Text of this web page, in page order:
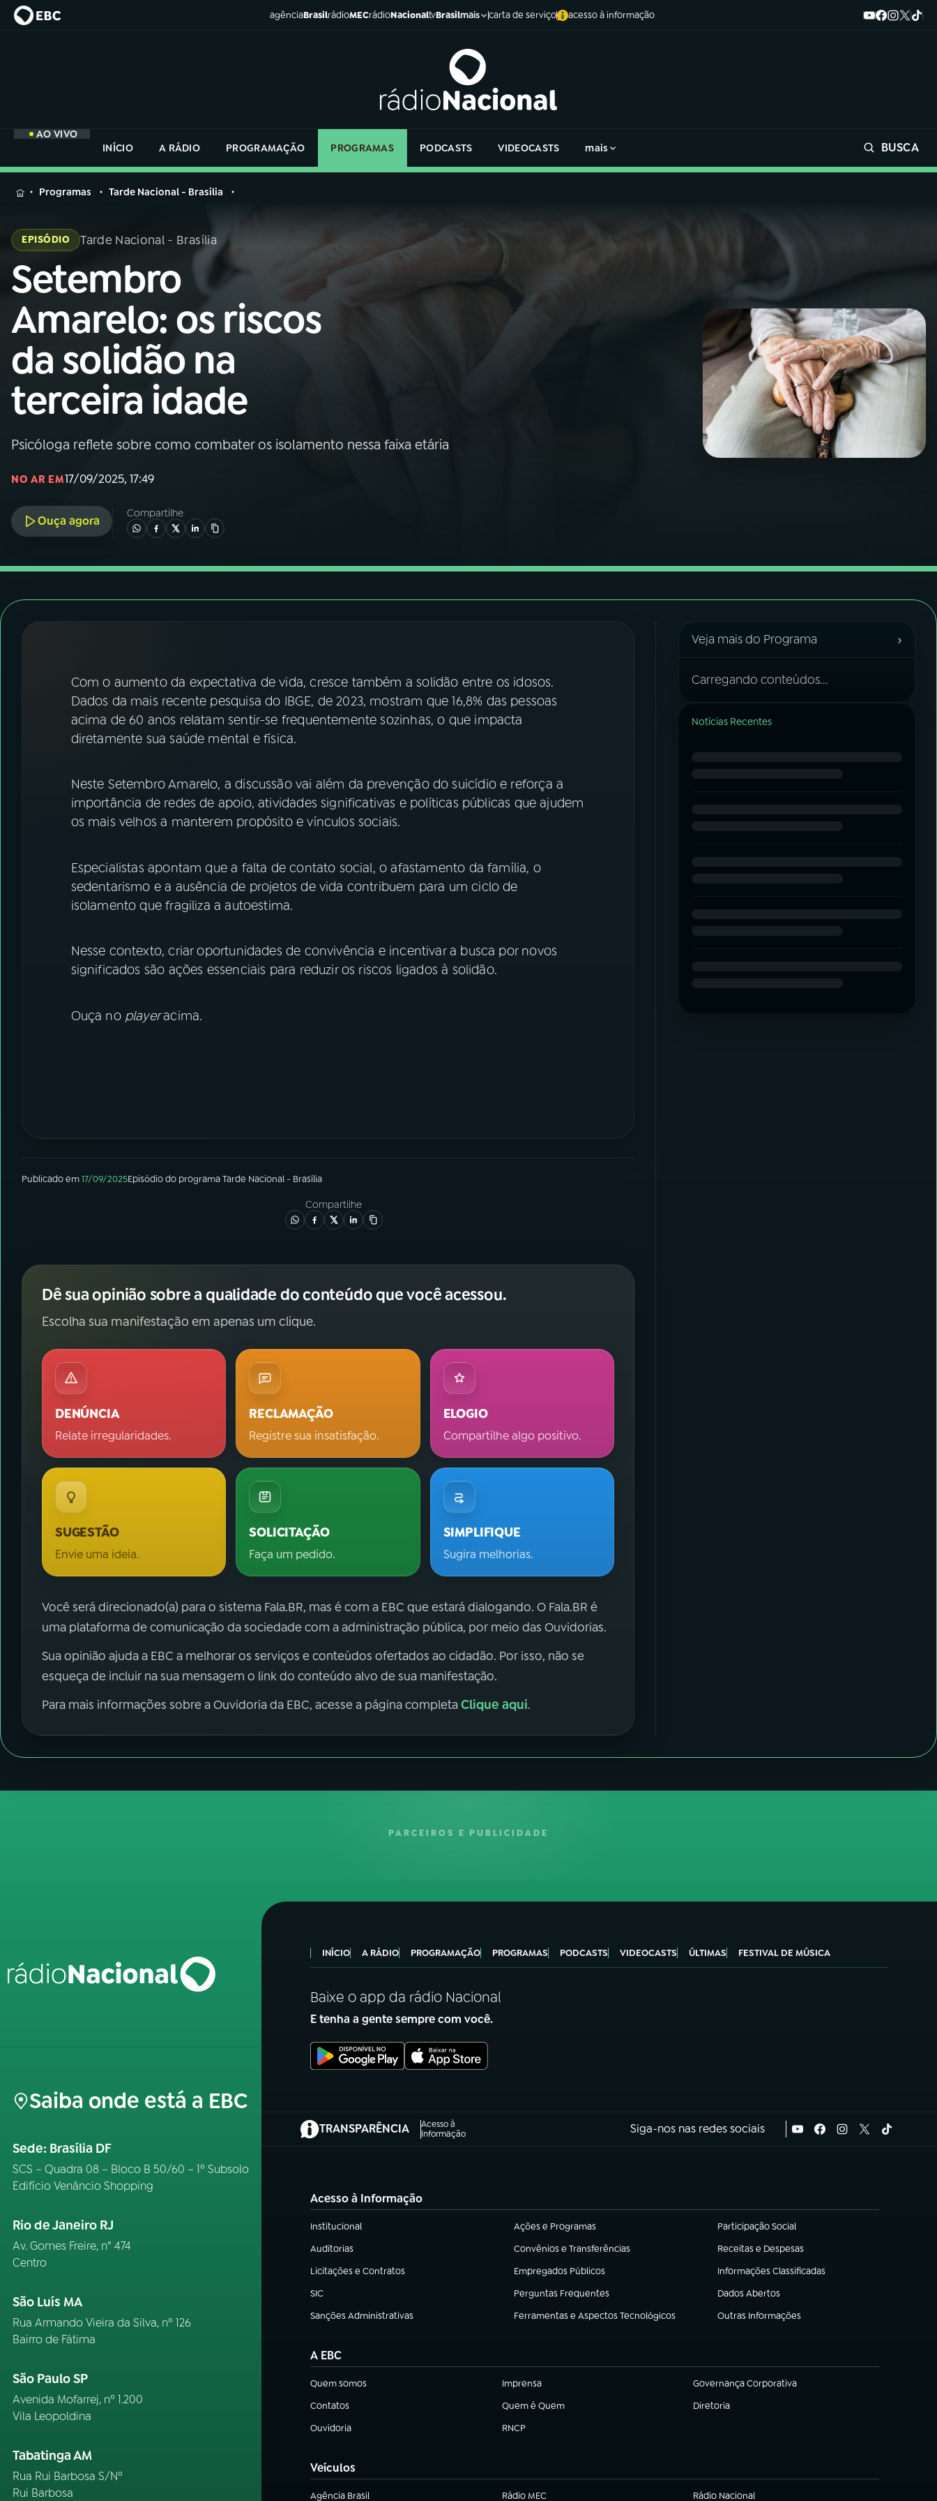
agênciaBrasilrádioMECrádioNacionaltvBrasilmais carta de serviço acesso à informação
AO VIVO
INÍCIO
A RÁDIO PROGRAMAÇÃO PROGRAMAS PODCASTS VIDEOCASTS mais BUSCA
MENU
Buscar
na
Rádio
Nacional
AO VIVO
01 INÍCIO
02A RÁDIO
03PROGRAMAÇÃO
05PODCASTS
ACOMPANHE A RÁDIO NACIONAL
Instagram X
na
Rádio
Programas Tarde Nacional - Brasília
EPISÓDIO Tarde Nacional - Brasília
Setembro
Amarelo: os riscos
da solidão na
terceira idade
Psicóloga reflete sobre como combater os isolamento nessa faixa etária
NO AR EM17/09/2025, 17:49
Ouça agora
Compartilhe
Com o aumento da expectativa de vida, cresce também a solidão entre os idosos.
Dados da mais recente pesquisa do IBGE, de 2023, mostram que 16,8% das pessoas
acima de 60 anos relatam sentir-se frequentemente sozinhas, o que impacta
diretamente sua saúde mental e física.
Neste Setembro Amarelo, a discussão vai além da prevenção do suicídio e reforça a
importância de redes de apoio, atividades significativas e políticas públicas que ajudem
os mais velhos a manterem propósito e vínculos sociais.
Especialistas apontam que a falta de contato social, o afastamento da família, o
sedentarismo e a ausência de projetos de vida contribuem para um ciclo de
isolamento que fragiliza a autoestima.
Nesse contexto, criar oportunidades de convivência e incentivar a busca por novos
significados são ações essenciais para reduzir os riscos ligados à solidão.
Ouça no playeracima.
Publicado em17/09/2025Episódiodo programaTarde Nacional - Brasília
Compartilhe
Dê sua opinião sobre a qualidade do conteúdo que você acessou.
Escolha sua manifestação em apenas um clique.
DENÚNCIA
Relate irregularidades.
RECLAMAÇÃO
Registre sua insatisfação.
ELOGIO
Compartilhe algo positivo.
SUGESTÃO
Envie uma ideia.
SOLICITAÇÃO
Faça um pedido.
SIMPLIFIQUE
Sugira melhorias.
Você será direcionado(a) para o sistema Fala.BR, mas é com a EBC que estará dialogando. O Fala.BR é
uma plataforma de comunicação da sociedade com a administração pública, por meio das Ouvidorias.
Sua opinião ajuda a EBC a melhorar os serviços e conteúdos ofertados ao cidadão. Por isso, não se
esqueça de incluir na sua mensagem o link do conteúdo alvo de sua manifestação.
Para mais informações sobre a Ouvidoria da EBC, acesse a página completaClique aqui.
Veja mais do Programa ›
Carregando conteúdos...
Notícias Recentes
PARCEIROS E PUBLICIDADE
Saiba onde está a EBC
Sede: Brasília DF
SCS – Quadra 08 – Bloco B 50/60 – 1º Subsolo
Edifício Venâncio Shopping
Rio de Janeiro RJ
Av. Gomes Freire, n° 474
Centro
São Luís MA
Rua Armando Vieira da Silva, nº 126
Bairro de Fátima
São Paulo SP
Avenida Mofarrej, nº 1.200
Vila Leopoldina
Tabatinga AM
Rua Rui Barbosa S/Nº
Rui Barbosa
INÍCIO A RÁDIO PROGRAMAÇÃO PROGRAMAS PODCASTS VIDEOCASTS ÚLTIMAS FESTIVAL DE MÚSICA
Baixe o app da rádio Nacional
E tenha a gente sempre com você.
TRANSPARÊNCIA
Acesso à
Informação
(abre em nova aba) Siga-nos nas redes sociais
Acesso à Informação
Institucional
(abre em nova aba) Ações e Programas
(abre em nova aba) Participação Social
(abre em nova aba)
Auditorias
(abre em nova aba) Convênios e Transferências
(abre em nova aba) Receitas e Despesas
(abre em nova aba)
Licitações e Contratos
(abre em nova aba) Empregados Públicos
(abre em nova aba) Informações Classificadas
(abre em nova aba)
SIC
(abre em nova aba) Perguntas Frequentes
(abre em nova aba) Dados Abertos
(abre em nova aba)
Sanções Administrativas
(abre em nova aba) Ferramentas e Aspectos Tecnológicos
(abre em nova aba) Outras Informações
(abre em nova aba)
A EBC
Quem somos
(abre em nova aba) Imprensa
(abre em nova aba) Governança Corporativa
(abre em nova aba)
Contatos
(abre em nova aba) Quem é Quem
(abre em nova aba) Diretoria
(abre em nova aba)
Ouvidoria
(abre em nova aba) RNCP
(abre em nova aba)
Veículos
Agência Brasil Rádio MEC Rádio Nacional